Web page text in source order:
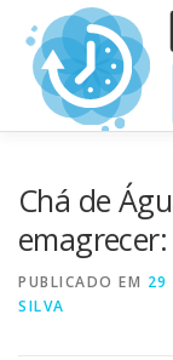
Pular
para
conteúdo
Chá de
PUBLICADO EM 29
SILVA